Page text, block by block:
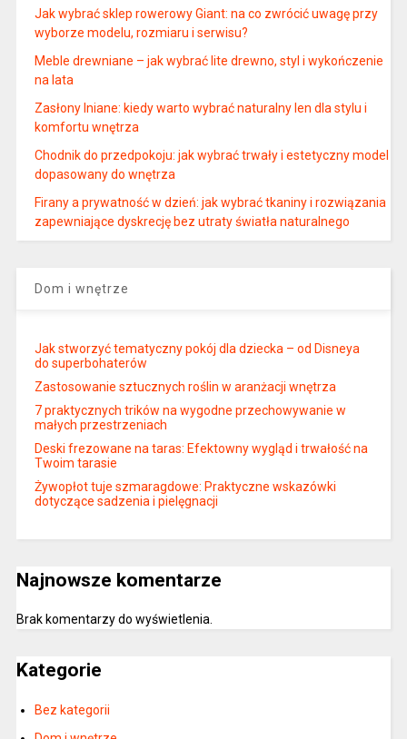
Jak wybrać sklep rowerowy Giant: na co zwrócić uwagę przy
wyborze modelu, rozmiaru i serwisu?
Meble drewniane – jak wybrać lite drewno, styl i wykończenie
na lata
Zasłony lniane: kiedy warto wybrać naturalny len dla stylu i
komfortu wnętrza
Chodnik do przedpokoju: jak wybrać trwały i estetyczny model
dopasowany do wnętrza
Firany a prywatność w dzień: jak wybrać tkaniny i rozwiązania
zapewniające dyskrecję bez utraty światła naturalnego
Dom i wnętrze
Jak stworzyć tematyczny pokój dla dziecka – od Disneya
do superbohaterów
Zastosowanie sztucznych roślin w aranżacji wnętrza
7 praktycznych trików na wygodne przechowywanie w
małych przestrzeniach
Deski frezowane na taras: Efektowny wygląd i trwałość na
Twoim tarasie
Żywopłot tuje szmaragdowe: Praktyczne wskazówki
dotyczące sadzenia i pielęgnacji
Najnowsze komentarze
Brak komentarzy do wyświetlenia.
Kategorie
Bez kategorii